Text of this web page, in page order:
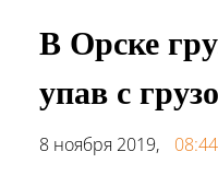
В Орске
упав с
8 ноября 2019,
08:44